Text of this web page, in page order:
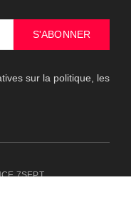
S'ABONNER
sur la politique, les
7SEPT